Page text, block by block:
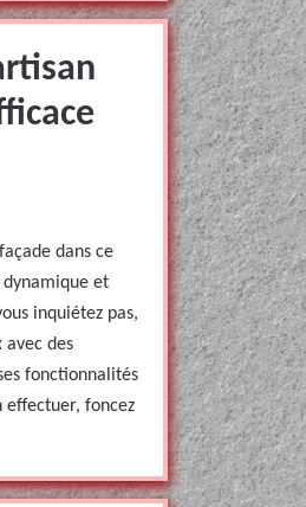
dans ce
dynamique et
inquiétez pas,
avec des
fonctionnalités
effectuer, foncez